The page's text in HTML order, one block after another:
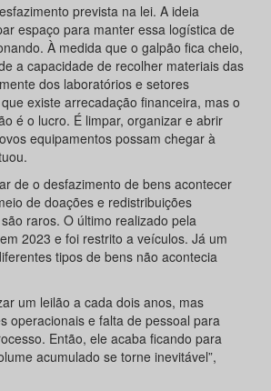
prevista na lei. A ideia
espaço para manter essa logística de
À medida que o galpão fica cheio,
a capacidade de recolher materiais das
dos laboratórios e setores
existe arrecadação financeira, mas o
é o lucro. É limpar, organizar e abrir
equipamentos possam chegar à
de o desfazimento de bens acontecer
de doações e redistribuições
raros. O último realizado pela
2023 e foi restrito a veículos. Já um
tipos de bens não acontecia
um leilão a cada dois anos, mas
operacionais e falta de pessoal para
Então, ele acaba ficando para
acumulado se torne inevitável”,